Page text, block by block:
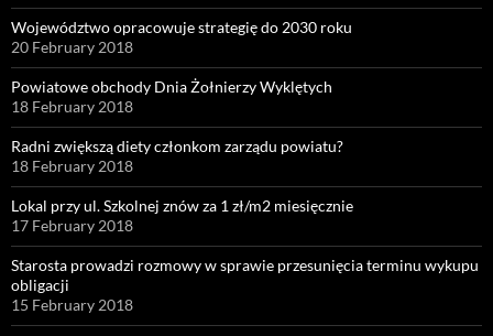
Województwo opracowuje strategię do 2030 roku
20 February 2018
Powiatowe obchody Dnia Żołnierzy Wyklętych
18 February 2018
Radni zwiększą diety członkom zarządu powiatu?
18 February 2018
Lokal przy ul. Szkolnej znów za 1 zł/m2 miesięcznie
17 February 2018
Starosta prowadzi rozmowy w sprawie przesunięcia terminu wykupu
obligacji
15 February 2018